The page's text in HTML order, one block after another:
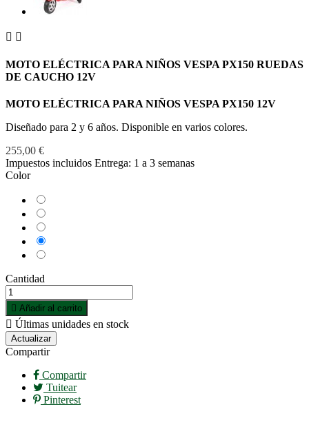
 
MOTO ELÉCTRICA PARA NIÑOS VESPA PX150 RUEDAS
DE CAUCHO 12V
MOTO ELÉCTRICA PARA NIÑOS VESPA PX150 12V
Diseñado para 2 y 6 años. Disponible en varios colores.
255,00 €
Impuestos incluidos Entrega: 1 a 3 semanas
Color
Cantidad
 Añadir al carrito
 Últimas unidades en stock
Compartir
Compartir
Tuitear
Pinterest